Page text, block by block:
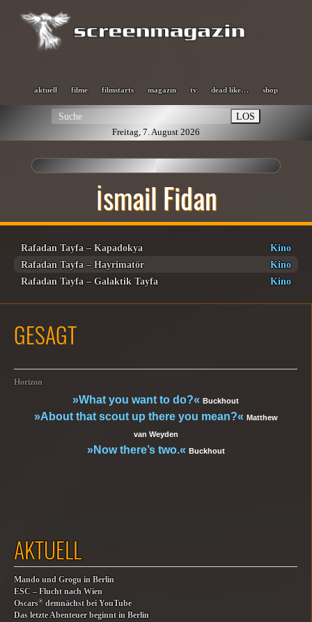
aktuell filme filmstarts magazin tv dead like… shop
LOS
Freitag, 7. August 2026
İsmail Fidan
Rafadan Tayfa – Kapadokya
Kino
Rafadan Tayfa – Hayrimatör
Kino
Rafadan Tayfa – Galaktik Tayfa
Kino
GESAGT
Horizon
»What you want to do?« Buckhout
»About that scout up there you mean?« Matthew
van Weyden
»Now there’s two.« Buckhout
AKTUELL
Mando und Grogu in Berlin
ESC – Flucht nach Wien
Oscars® demnächst bei YouTube
Das letzte Abenteuer beginnt in Berlin